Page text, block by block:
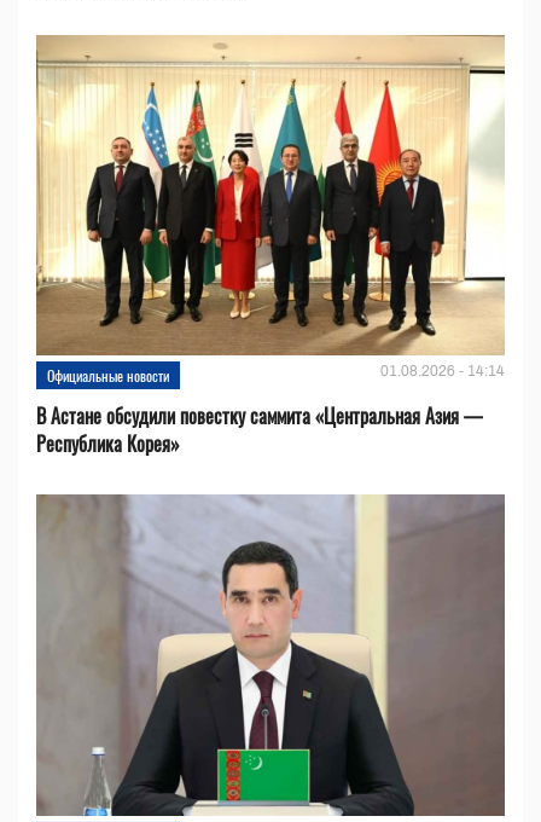
Официальные новости 01.08.2026 - 14:14
В Астане обсудили повестку саммита «Центральная Азия —
Республика Корея»